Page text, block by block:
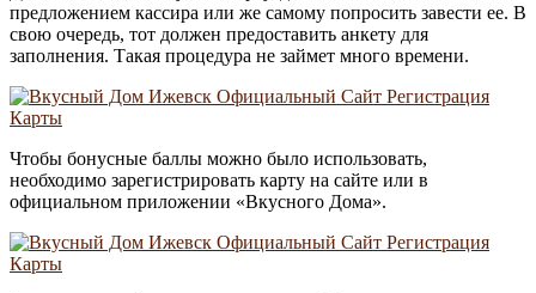
предложением кассира или же самому попросить завести ее. В
свою очередь, тот должен предоставить анкету для
заполнения. Такая процедура не займет много времени.
Чтобы бонусные баллы можно было использовать,
необходимо зарегистрировать карту на сайте или в
официальном приложении «Вкусного Дома».